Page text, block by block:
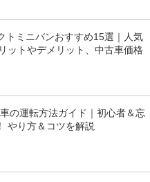
トミニバンおすすめ15選｜人気
ットやデメリット、中古車価格
の運転方法ガイド｜初心者＆忘
やり方＆コツを解説